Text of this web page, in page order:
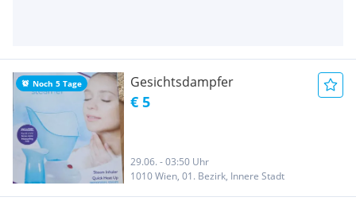
Noch 5 Tage Gesichtsdampfer
€ 5
29.06. - 03:50 Uhr
1010 Wien, 01. Bezirk, Innere Stadt